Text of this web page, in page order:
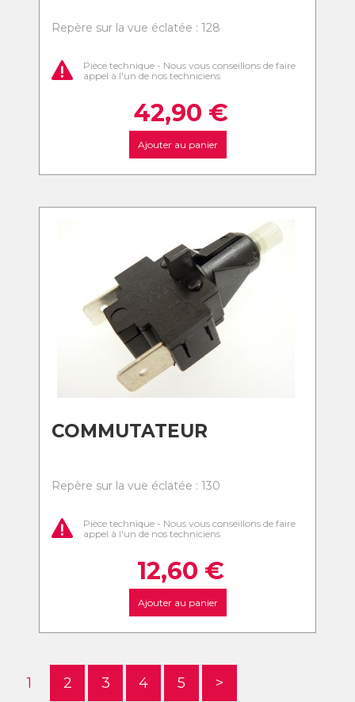
Repère sur la vue éclatée : 128
Pièce technique - Nous vous conseillons de faire
appel à l'un de nos techniciens
42,90 €
Ajouter au panier
COMMUTATEUR
Repère sur la vue éclatée : 130
Pièce technique - Nous vous conseillons de faire
appel à l'un de nos techniciens
12,60 €
Ajouter au panier
1 2 3 4 5 >